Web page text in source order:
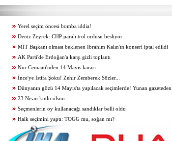
Yerel seçim öncesi bomba iddia!
Deniz Zeyrek: CHP paralı trol ordusu besliyor
MİT Başkanı olması beklenen İbrahim Kalın'ın konseri iptal edildi
AK Parti'de Erdoğan'a karşı gizli toplantı
Nur Cemaati'nden 14 Mayıs kararı
İnce'ye İstifa Şoku! Zehir Zemberek Sözler...
Dünyanın gözü 14 Mayıs'ta yapılacak seçimlerde! Yunan gazeteden
skandal Çavuşoğlu manşeti
23 Nisan kutlu olsun
Seçmenlerin oy kullanacağı sandıklar belli oldu
Halk seçimini yaptı: TOGG mu, soğan mı?